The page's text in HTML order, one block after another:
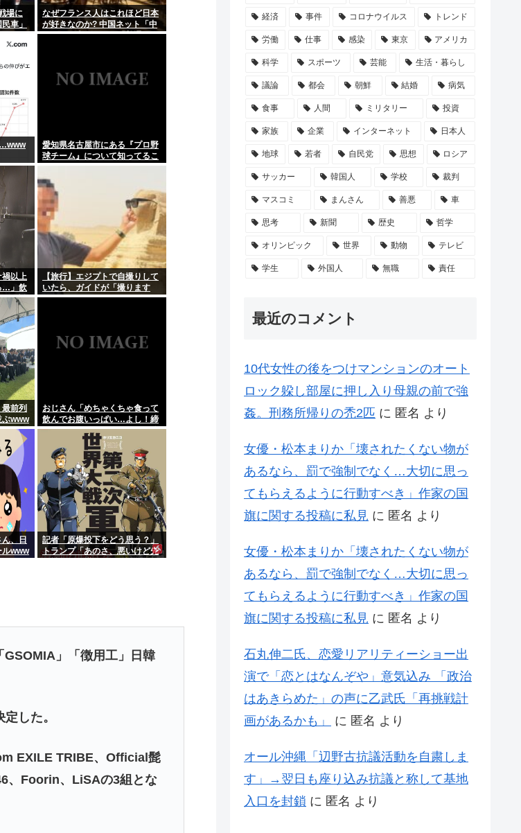
場に
車」
なぜフランス人はこれほど日本
が好きなのか? 中国ネット「中
国人も日本が好き」「普通の人
…www
愛知県名古屋市にある『プロ野
球チーム』について知ってるこ
と
禍以上
…」飲
懸念
家は収
拍車
【旅行】エジプトで自撮りして
いたら、ガイドが「撮ります
よ！」→ノリノリでポーズを取
最前列
ぶwww
おじさん「めちゃくちゃ食って
飲んでお腹いっぱい…よし！締
めのラーメン行くかw」 これ体
爆発しないの？
ん、日
ルwww
記者「原爆投下をどう思う？」
トランプ「あのさ、悪いけど先
」「徴用工」日韓
した。
EXILE TRIBE、Official髭
、Foorin、LiSAの3組とな
経済 事件 コロナウイルス トレンド
労働 仕事 感染 東京 アメリカ
科学 スポーツ 芸能 生活・暮らし
議論 都会 朝鮮 結婚 病気
食事 人間 ミリタリー 投資
家族 企業 インターネット 日本人
地球 若者 自民党 思想 ロシア
サッカー 韓国人 学校 裁判
マスコミ まんさん 善悪 車
思考 新聞 歴史 哲学
オリンピック 世界 動物 テレビ
学生 外国人 無職 責任
最近のコメント
10代女性の後をつけマンションのオート
ロック躱し部屋に押し入り母親の前で強
姦。刑務所帰りの禿2匹 に 匿名 より
女優・松本まりか「壊されたくない物が
あるなら、罰で強制でなく…大切に思っ
てもらえるように行動すべき」作家の国
旗に関する投稿に私見 に 匿名 より
女優・松本まりか「壊されたくない物が
あるなら、罰で強制でなく…大切に思っ
てもらえるように行動すべき」作家の国
旗に関する投稿に私見 に 匿名 より
石丸伸二氏、恋愛リアリティーショー出
演で「恋とはなんぞや」意気込み 「政治
はあきらめた」の声に乙武氏「再挑戦計
画があるかも」
に 匿名 より
オール沖縄「辺野古抗議活動を自粛しま
す」→翌日も座り込み抗議と称して基地
入口を封鎖 に 匿名 より